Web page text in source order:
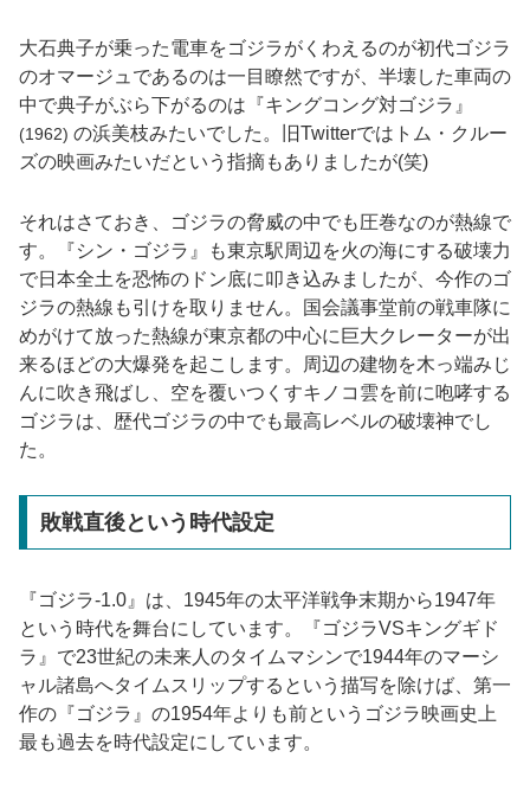
大石典子が乗った電車をゴジラがくわえるのが初代ゴジラ
のオマージュであるのは一目瞭然ですが、半壊した車両の
中で典子がぶら下がるのは『キングコング対ゴジラ』
(1962) の浜美枝みたいでした。旧Twitterではトム・クルー
ズの映画みたいだという指摘もありましたが(笑)
それはさておき、ゴジラの脅威の中でも圧巻なのが熱線で
す。『シン・ゴジラ』も東京駅周辺を火の海にする破壊力
で日本全土を恐怖のドン底に叩き込みましたが、今作のゴ
ジラの熱線も引けを取りません。国会議事堂前の戦車隊に
めがけて放った熱線が東京都の中心に巨大クレーターが出
来るほどの大爆発を起こします。周辺の建物を木っ端みじ
んに吹き飛ばし、空を覆いつくすキノコ雲を前に咆哮する
ゴジラは、歴代ゴジラの中でも最高レベルの破壊神でし
た。
敗戦直後という時代設定
『ゴジラ-1.0』は、1945年の太平洋戦争末期から1947年
という時代を舞台にしています。『ゴジラVSキングギド
ラ』で23世紀の未来人のタイムマシンで1944年のマーシ
ャル諸島へタイムスリップするという描写を除けば、第一
作の『ゴジラ』の1954年よりも前というゴジラ映画史上
最も過去を時代設定にしています。